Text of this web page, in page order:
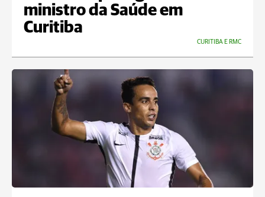
ministro da Saúde em
Curitiba
CURITIBA E RMC